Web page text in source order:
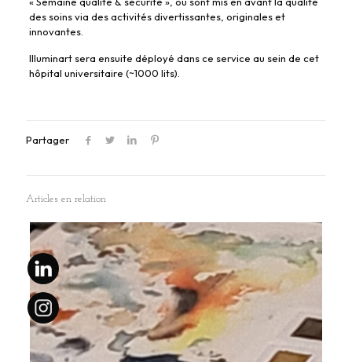
des soins via des activités divertissantes, originales et
innovantes.
Illuminart sera ensuite déployé dans ce service au sein de cet
hôpital universitaire (~1000 lits).
Partager
Articles en relation